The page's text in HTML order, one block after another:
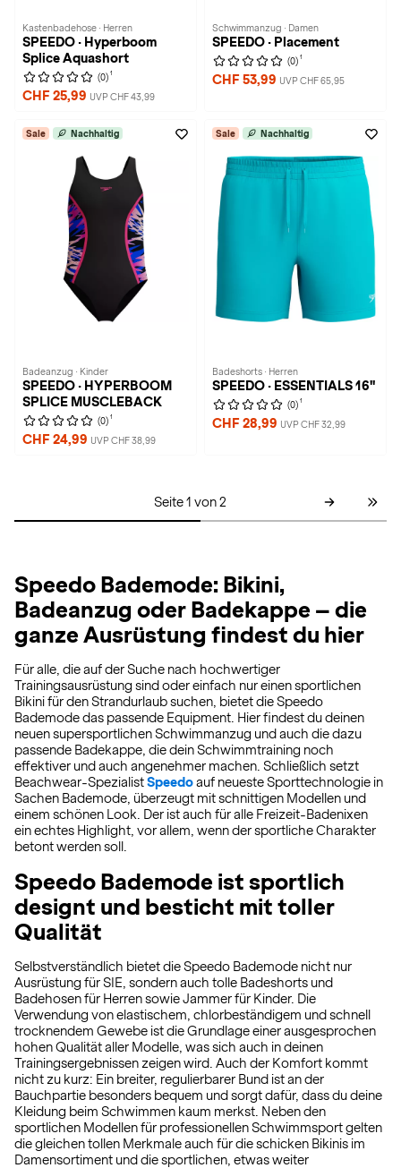
Kastenbadehose · Herren
SPEEDO · Hyperboom
Splice Aquashort
(0) 1
CHF 25,99 UVP CHF 43,99
Schwimmanzug · Damen
SPEEDO · Placement
(0) 1
CHF 53,99 UVP CHF 65,95
Sale Nachhaltig
Badeanzug · Kinder
SPEEDO · HYPERBOOM
SPLICE MUSCLEBACK
(0) 1
CHF 24,99 UVP CHF 38,99
Sale Nachhaltig
Badeshorts · Herren
SPEEDO · ESSENTIALS 16"
(0) 1
CHF 28,99 UVP CHF 32,99
Seite 1 von 2
Speedo Bademode: Bikini,
Badeanzug oder Badekappe – die
ganze Ausrüstung findest du hier
Für alle, die auf der Suche nach hochwertiger
Trainingsausrüstung sind oder einfach nur einen sportlichen
Bikini für den Strandurlaub suchen, bietet die Speedo
Bademode das passende Equipment. Hier findest du deinen
neuen supersportlichen Schwimmanzug und auch die dazu
passende Badekappe, die dein Schwimmtraining noch
effektiver und auch angenehmer machen. Schließlich setzt
Beachwear-SpezialistSpeedoauf neueste Sporttechnologie in
Sachen Bademode, überzeugt mit schnittigen Modellen und
einem schönen Look. Der ist auch für alle Freizeit-Badenixen
ein echtes Highlight, vor allem, wenn der sportliche Charakter
betont werden soll.
Speedo Bademode ist sportlich
designt und besticht mit toller
Qualität
Selbstverständlich bietet die Speedo Bademode nicht nur
Ausrüstung für SIE, sondern auch tolle Badeshorts und
Badehosen für Herren sowie Jammer für Kinder. Die
Verwendung von elastischem, chlorbeständigem und schnell
trocknendem Gewebe ist die Grundlage einer ausgesprochen
hohen Qualität aller Modelle, was sich auch in deinen
Trainingsergebnissen zeigen wird. Auch der Komfort kommt
nicht zu kurz: Ein breiter, regulierbarer Bund ist an der
Bauchpartie besonders bequem und sorgt dafür, dass du deine
Kleidung beim Schwimmen kaum merkst. Neben den
sportlichen Modellen für professionellen Schwimmsport gelten
die gleichen tollen Merkmale auch für die schicken Bikinis im
Damensortiment und die sportlichen, etwas weiter